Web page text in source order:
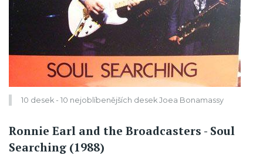
10 desek - 10 nejoblíbenějších desek Joea Bonamassy
Ronnie Earl and the Broadcasters - Soul
Searching (1988)